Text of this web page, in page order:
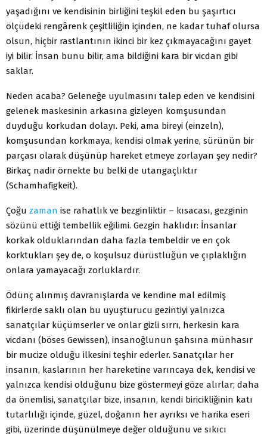
yaşadığını ve kendisinin birliğini teşkil eden bu şaşırtıcı
ölçüdeki rengârenk çeşitliliğin içinden, ne kadar tuhaf olursa
olsun, hiçbir rastlantının ikinci bir kez çıkmayacağını gayet
iyi bilir. İnsan bunu bilir, ama bildiğini kara bir vicdan gibi
saklar.
Neden acaba? Geleneğe uyulmasını talep eden ve kendisini
gelenek maskesinin arkasına gizleyen komşusundan
duyduğu korkudan dolayı. Peki, ama bireyi (einzeln),
komşusundan korkmaya, kendisi olmak yerine, sürünün bir
parçası olarak düşünüp hareket etmeye zorlayan şey nedir?
Birkaç nadir örnekte bu belki de utangaçlıktır
(Schamhafigkeit).
Çoğu zaman ise rahatlık ve bezginliktir – kısacası, gezginin
sözünü ettiği tembellik eğilimi. Gezgin haklıdır: İnsanlar
korkak olduklarından daha fazla tembeldir ve en çok
korktukları şey de, o koşulsuz dürüstlüğün ve çıplaklığın
onlara yamayacağı zorluklardır.
Ödünç alınmış davranışlarda ve kendine mal edilmiş
fikirlerde saklı olan bu uyuşturucu gezintiyi yalnızca
sanatçılar küçümserler ve onlar gizli sırrı, herkesin kara
vicdanı (böses Gewissen), insanoğlunun şahsına münhasır
bir mucize olduğu ilkesini teşhir ederler. Sanatçılar her
insanın, kaslarının her hareketine varıncaya dek, kendisi ve
yalnızca kendisi olduğunu bize göstermeyi göze alırlar; daha
da önemlisi, sanatçılar bize, insanın, kendi biricikliğinin katı
tutarlılığı içinde, güzel, doğanın her ayrıksı ve harika eseri
gibi, üzerinde düşünülmeye değer olduğunu ve sıkıcı